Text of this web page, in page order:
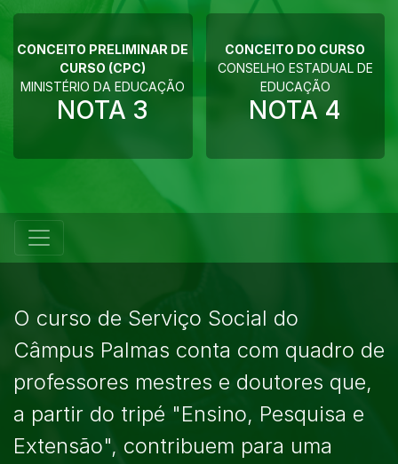
CONCEITO PRELIMINAR DE
CURSO (CPC)
MINISTÉRIO DA EDUCAÇÃO
NOTA 3
CONCEITO DO CURSO
CONSELHO ESTADUAL DE
EDUCAÇÃO
NOTA 4
O curso de Serviço Social do
Câmpus Palmas conta com quadro de
professores mestres e doutores que,
a partir do tripé "Ensino, Pesquisa e
Extensão", contribuem para uma